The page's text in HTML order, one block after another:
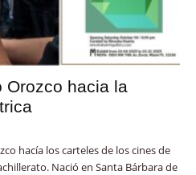
Orozco hacia la
hacía los carteles de los cines de
Nació en Santa Bárbara de